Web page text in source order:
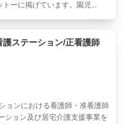
トーに掲げています。園児...
護ステーション/正看護師
ョンにおける看護師・准看護師
ション及び居宅介護支援事業を